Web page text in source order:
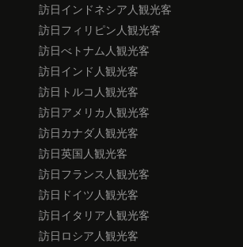
訪日インドネシア人観光客
訪日フィリピン人観光客
訪日べトナム人観光客
訪日インド人観光客
訪日トルコ人観光客
訪日アメリカ人観光客
訪日カナダ人観光客
訪日英国人観光客
訪日フランス人観光客
訪日ドイツ人観光客
訪日イタリア人観光客
訪日ロシア人観光客